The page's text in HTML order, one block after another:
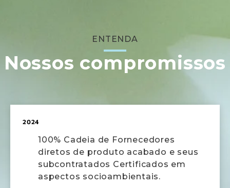
ENTENDA
Nossos compromissos
2024
100% Cadeia de Fornecedores
diretos de produto acabado e seus
subcontratados Certificados em
aspectos socioambientais.​